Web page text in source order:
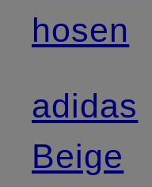
hosen
adidas
Beige